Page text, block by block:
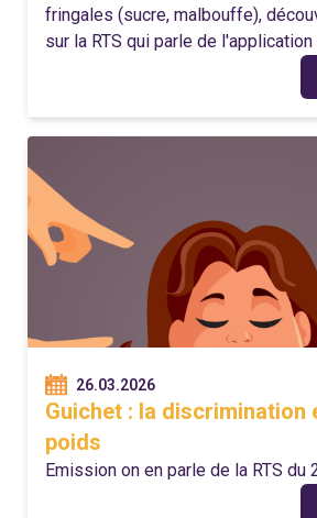
fringales (sucre, malbouffe),
sur la RTS qui parle de l'application
26.03.2026
Guichet : la discrimination
poids
Emission on en parle de la RTS du